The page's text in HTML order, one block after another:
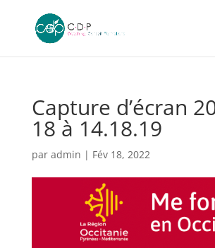
Capture d’écran
18 à 14.18.19
par admin | Fév 18, 2022